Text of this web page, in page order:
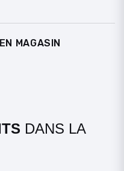
MAGASIN
DANS LA